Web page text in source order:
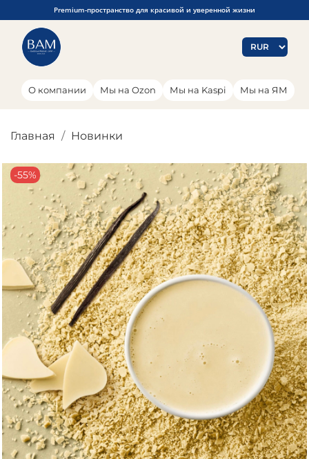
Premium-пространство для красивой и уверенной жизни
О компании Мы на Ozon Мы на Kaspi Мы на ЯМ
Главная Новинки
-55%